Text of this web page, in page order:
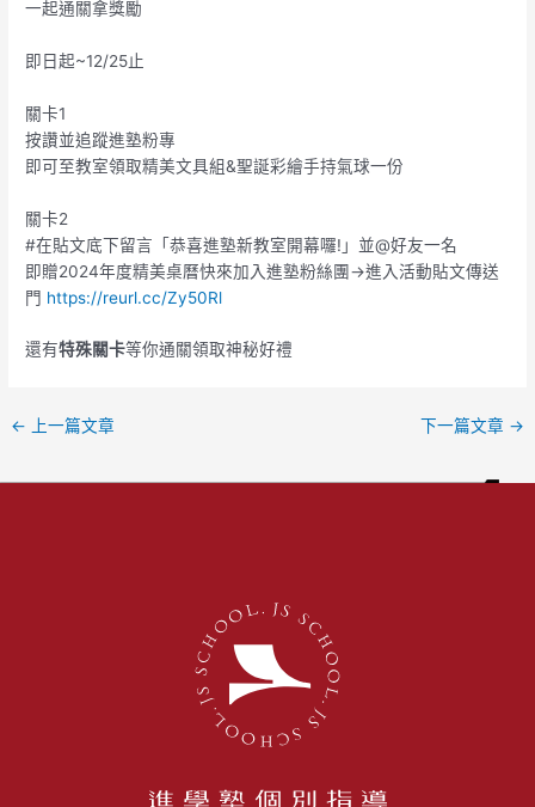
一起通關拿獎勵
即日起~12/25止
關卡1
按讚並追蹤進塾粉專
即可至教室領取精美文具組&聖誕彩繪手持氣球一份
關卡2
#在貼文底下留言「恭喜進塾新教室開幕囉!」並@好友一名
即贈2024年度精美桌曆快來加入進塾粉絲團→進入活動貼文傳送
門 https://reurl.cc/Zy50Rl
還有特殊關卡等你通關領取神秘好禮
← 上一篇文章 下一篇文章 →